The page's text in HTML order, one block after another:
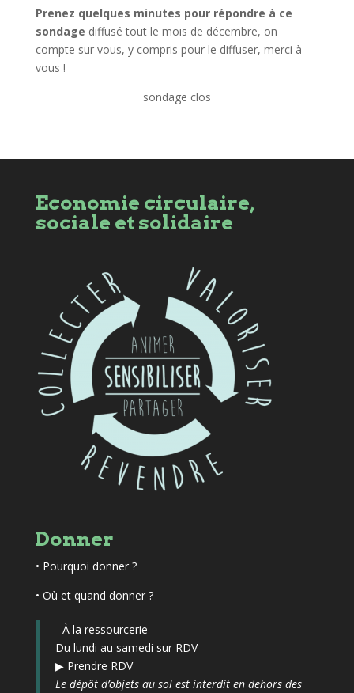
Prenez quelques minutes pour répondre à ce
sondage diffusé tout le mois de décembre, on
compte sur vous, y compris pour le diffuser, merci à
vous !
sondage clos
Economie circulaire,
sociale et solidaire
Donner
• Pourquoi donner ?
• Où et quand donner ?
- À la ressourcerie
Du lundi au samedi sur RDV
▶ Prendre RDV
Le dépôt d’objets au sol est interdit en dehors des